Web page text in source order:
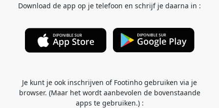
Download de app op je telefoon en schrijf je daarna in :
Je kunt je ook inschrijven of Footinho gebruiken via je
browser. (Maar het wordt aanbevolen de bovenstaande
apps te gebruiken.) :